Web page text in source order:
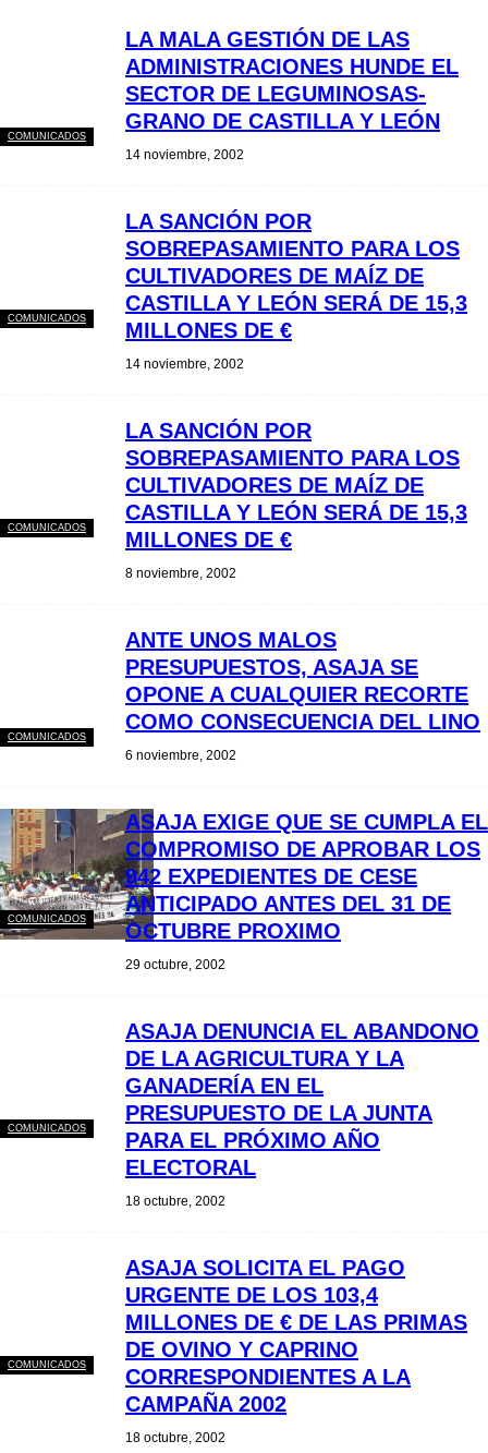
COMUNICADOS
LA MALA GESTIÓN DE LAS
ADMINISTRACIONES HUNDE EL
SECTOR DE LEGUMINOSAS-
GRANO DE CASTILLA Y LEÓN
14 noviembre, 2002
COMUNICADOS
LA SANCIÓN POR
SOBREPASAMIENTO PARA LOS
CULTIVADORES DE MAÍZ DE
CASTILLA Y LEÓN SERÁ DE 15,3
MILLONES DE €
14 noviembre, 2002
COMUNICADOS
LA SANCIÓN POR
SOBREPASAMIENTO PARA LOS
CULTIVADORES DE MAÍZ DE
CASTILLA Y LEÓN SERÁ DE 15,3
MILLONES DE €
8 noviembre, 2002
COMUNICADOS
ANTE UNOS MALOS
PRESUPUESTOS, ASAJA SE
OPONE A CUALQUIER RECORTE
COMO CONSECUENCIA DEL LINO
6 noviembre, 2002
COMUNICADOS
ASAJA EXIGE QUE SE CUMPLA EL
COMPROMISO DE APROBAR LOS
942 EXPEDIENTES DE CESE
ANTICIPADO ANTES DEL 31 DE
OCTUBRE PROXIMO
29 octubre, 2002
COMUNICADOS
ASAJA DENUNCIA EL ABANDONO
DE LA AGRICULTURA Y LA
GANADERÍA EN EL
PRESUPUESTO DE LA JUNTA
PARA EL PRÓXIMO AÑO
ELECTORAL
18 octubre, 2002
COMUNICADOS
ASAJA SOLICITA EL PAGO
URGENTE DE LOS 103,4
MILLONES DE € DE LAS PRIMAS
DE OVINO Y CAPRINO
CORRESPONDIENTES A LA
CAMPAÑA 2002
18 octubre, 2002